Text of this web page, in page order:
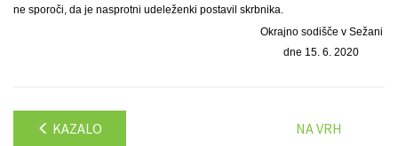
ne sporoči, da je nasprotni udeleženki postavil skrbnika.
Okrajno sodišče v Sežani
dne 15. 6. 2020
KAZALO NA VRH